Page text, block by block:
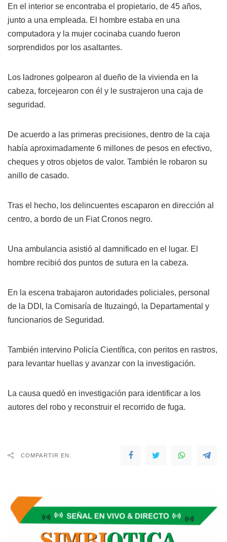
En el interior se encontraba el propietario, de 45 años,
junto a una empleada. El hombre estaba en una
computadora y la mujer cocinaba cuando fueron
sorprendidos por los asaltantes.
Los ladrones golpearon al dueño de la vivienda en la
cabeza, forcejearon con él y le sustrajeron una caja de
seguridad.
De acuerdo a las primeras precisiones, dentro de la caja
había aproximadamente 6 millones de pesos en efectivo,
cheques y otros objetos de valor. También le robaron su
anillo de casado.
Tras el hecho, los delincuentes escaparon en dirección al
centro, a bordo de un Fiat Cronos negro.
Una ambulancia asistió al damnificado en el lugar. El
hombre recibió dos puntos de sutura en la cabeza.
En la escena trabajaron autoridades policiales, personal
de la DDI, la Comisaría de Ituzaingó, la Departamental y
funcionarios de Seguridad.
También intervino Policía Científica, con peritos en rastros,
para levantar huellas y avanzar con la investigación.
La causa quedó en investigación para identificar a los
autores del robo y reconstruir el recorrido de fuga.
COMPARTIR EN: